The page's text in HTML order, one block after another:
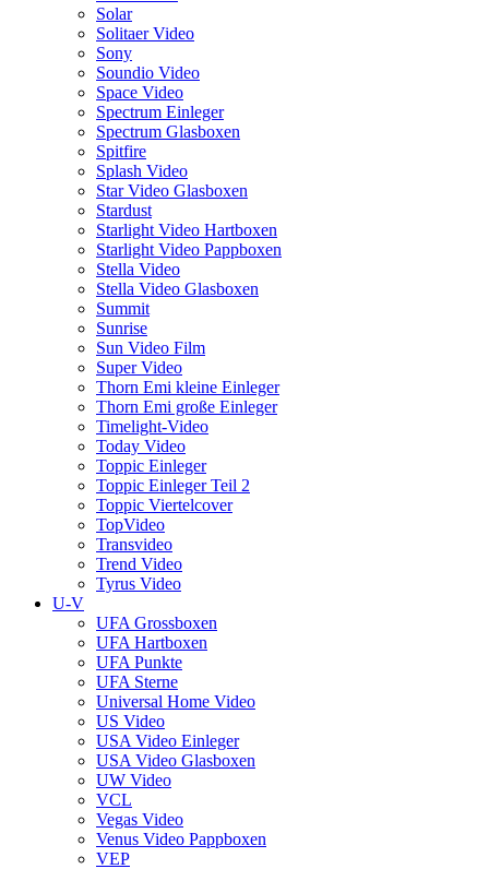
Solar
Solitaer Video
Sony
Soundio Video
Space Video
Spectrum Einleger
Spectrum Glasboxen
Spitfire
Splash Video
Star Video Glasboxen
Stardust
Starlight Video Hartboxen
Starlight Video Pappboxen
Stella Video
Stella Video Glasboxen
Summit
Sunrise
Sun Video Film
Super Video
Thorn Emi kleine Einleger
Thorn Emi große Einleger
Timelight-Video
Today Video
Toppic Einleger
Toppic Einleger Teil 2
Toppic Viertelcover
TopVideo
Transvideo
Trend Video
Tyrus Video
U-V
UFA Grossboxen
UFA Hartboxen
UFA Punkte
UFA Sterne
Universal Home Video
US Video
USA Video Einleger
USA Video Glasboxen
UW Video
VCL
Vegas Video
Venus Video Pappboxen
VEP